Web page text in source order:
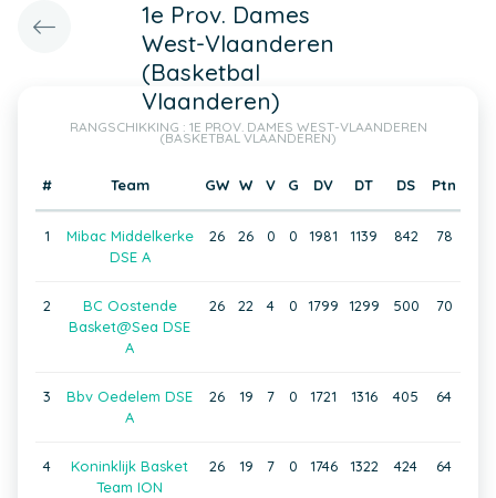
1e Prov. Dames
West-Vlaanderen
(Basketbal
Vlaanderen)
RANGSCHIKKING : 1E PROV. DAMES WEST-VLAANDEREN
(BASKETBAL VLAANDEREN)
# Team GW W V G DV DT DS Ptn
1
Mibac Middelkerke
DSE A
26 26 0 0 1981 1139 842 78
2
BC Oostende
Basket@Sea DSE
A
26 22 4 0 1799 1299 500 70
3
Bbv Oedelem DSE
A
26 19 7 0 1721 1316 405 64
4
Koninklijk Basket
Team ION
26 19 7 0 1746 1322 424 64